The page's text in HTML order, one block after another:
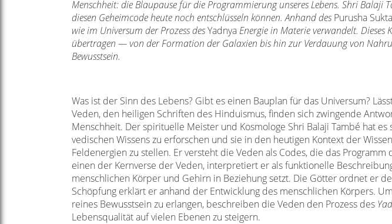
Menschheit: die Blaupause für die Programmierung unseres Lebens. Shri Balaji
diesen Geheimcode heute noch entschlüsseln können. Anhand desPurusha
wie im Universum der Prozess desYadnya Energie in Materie verwandelt. Dieses
übertragen — von der Formation der Galaxien bis hin zur Verdauung von
Bewusstsein.
Was ist der Sinn des Lebens? Gibt es einen Bauplan für das Universum?
Veden, den heiligen Schriften des Hinduismus, finden sich zwingende
Menschheit. Der spirituelle Meister und Kosmologe Shri Balaji També hat es
vedischen Wissens zu erforschen und sie in den heutigen Kontext der
Feldenergien zu stellen. Er versteht die Veden als Codes, die das Programm
einen der Kernverse der Veden, interpretiert er als funktionelle
menschlichen Körper und Gehirn in Beziehung setzt. Die Götter ordnet er
Schöpfung erklärt er anhand der Entwicklung des menschlichen Körpers.
reines Bewusstsein zu erlangen, beschreiben die Veden den Prozess des
Lebensqualität auf vielen Ebenen zu steigern.